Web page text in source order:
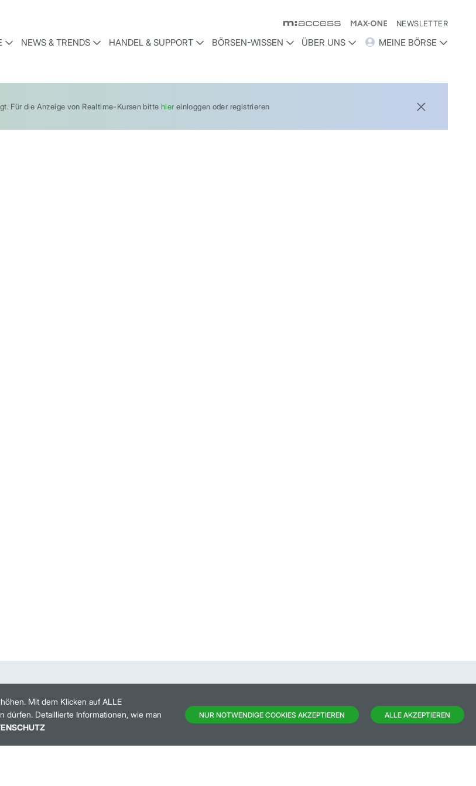
NEWSLETTER
NEWS & TRENDS HANDEL & SUPPORT BÖRSEN-WISSEN ÜBER UNS MEINE BÖRSE
Für die Anzeige von Realtime-Kursen bitte hier einloggen oder registrieren
Mit dem Klicken auf ALLE
dürfen. Detaillierte Informationen, wie man
NUR NOTWENDIGE COOKIES AKZEPTIEREN ALLE AKZEPTIEREN